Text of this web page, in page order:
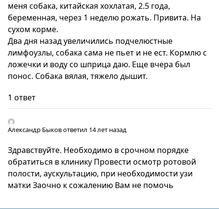
меня собака, китайская хохлатая, 2.5 года,
беременная, через 1 неделю рожать. Привита. На
сухом корме.
Два дня назад увеличились подчелюстные
лимфоузлы, собака сама не пьет и не ест. Кормлю с
ложечки и воду со шприца даю. Еще вчера был
понос. Собака вялая, тяжело дышит.
1 ответ
Александр Быковответил 14 лет назад
Здравствуйте. Необходимо в срочном порядке
обратиться в клинику Провести осмотр ротовой
полости, аускультацию, при необходимости узи
матки Заочно к сожалению Вам не помочь